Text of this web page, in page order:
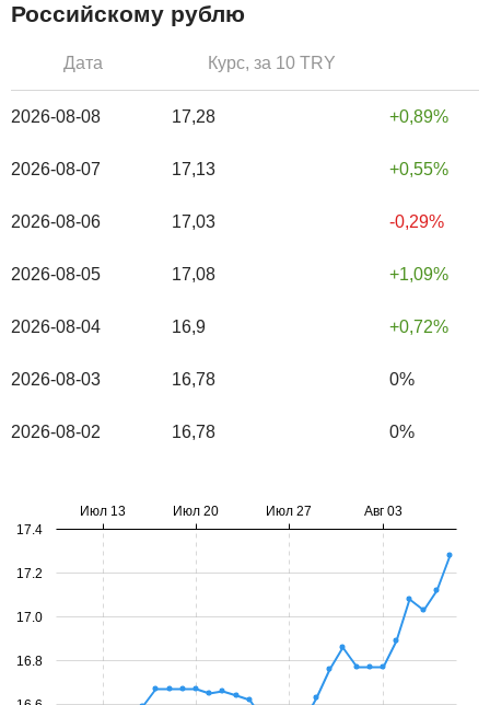
Российскому рублю
Дата Курс, за 10 TRY
2026-08-08 17,28 0,89%
2026-08-07 17,13 0,55%
2026-08-06 17,03 -0,29%
2026-08-05 17,08 1,09%
2026-08-04 16,9 0,72%
2026-08-03 16,78 0%
2026-08-02 16,78 0%
Июл 13 Июл 20 Июл 27 Авг 03
16.8
17.0
17.2
17.4